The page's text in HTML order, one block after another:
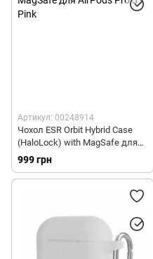
Артикул: 00248914
Чохол ESR Orbit Hybrid Case
(HaloLock) with MagSafe для
AirPods Pro 3 - Pink
999 грн